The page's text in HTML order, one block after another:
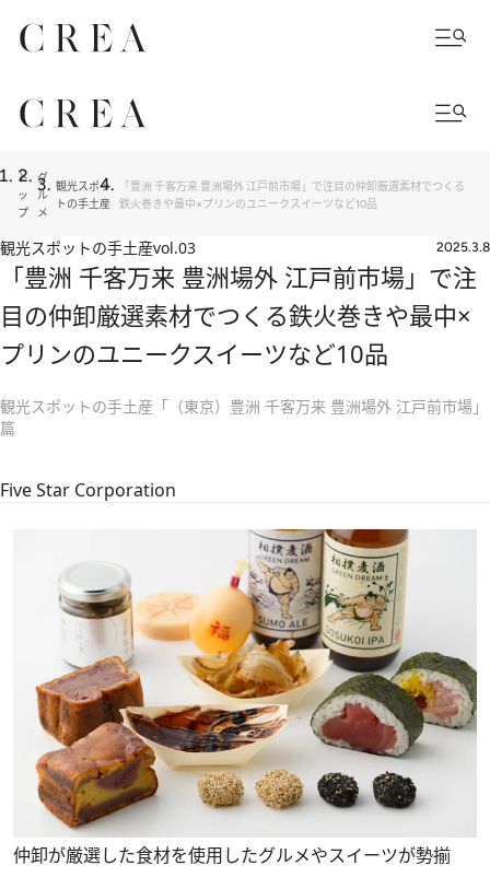
ト
ッ
プ
グ
ル
メ
観光スポッ
トの手土産
「豊洲 千客万来 豊洲場外 江戸前市場」で注目の仲卸厳選素材でつくる
鉄火巻きや最中×プリンのユニークスイーツなど10品
観光スポットの手土産vol.03 2025.3.8
「豊洲 千客万来 豊洲場外 江戸前市場」で注
目の仲卸厳選素材でつくる鉄火巻きや最中×
プリンのユニークスイーツなど10品
観光スポットの手土産「（東京）豊洲 千客万来 豊洲場外 江戸前市場」
篇
Five Star Corporation
仲卸が厳選した食材を使用したグルメやスイーツが勢揃